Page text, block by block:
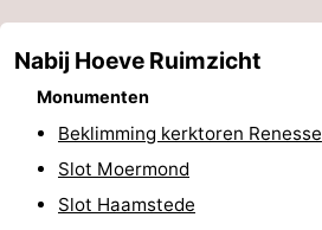
Haamstede
Résidence
Hof
-
Schouwen
Schouwse
Nabij Hoeve Ruimzicht
Monumenten
Beklimming kerktoren Renesse
Slot Moermond
Slot Haamstede